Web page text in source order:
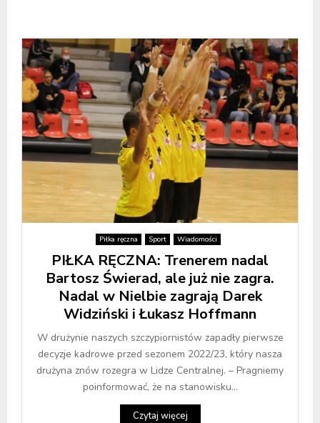
Piłka ręczna Sport Wiadomości
PIŁKA RĘCZNA: Trenerem nadal
Bartosz Świerad, ale już nie zagra.
Nadal w Nielbie zagrają Darek
Widziński i Łukasz Hoffmann
W drużynie naszych szczypiornistów zapadły pierwsze
decyzje kadrowe przed sezonem 2022/23, który nasza
drużyna znów rozegra w Lidze Centralnej. – Pragniemy
poinformować, że na stanowisku...
Czytaj więcej